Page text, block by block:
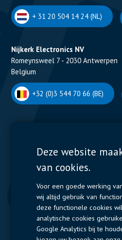
+ 31 20 504 14 24 (NL)
Nijkerk Electronics NV
Romeynsweel 7 - 2030 Antwerpen
Belgium
+32 (0)3 544 70 66 (BE)
Display Solutions
Displays
Deze website
van cookies.
Voor een goede werking
wij altijd gebruik van
deze functionele cookies
analytische cookies
Google Analytics bij te